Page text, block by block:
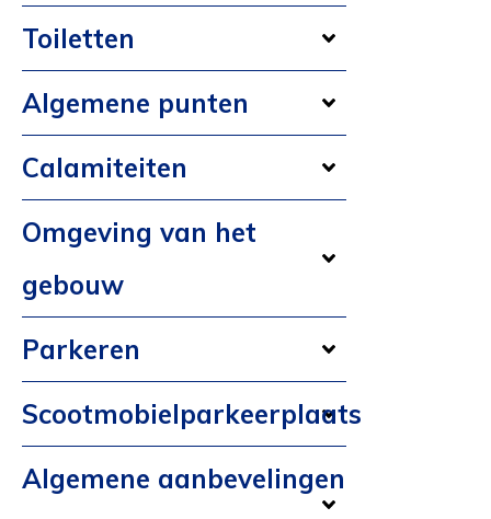
Toiletten
Algemene punten
Calamiteiten
Omgeving van het
gebouw
Parkeren
Scootmobielparkeerplaats
Algemene aanbevelingen